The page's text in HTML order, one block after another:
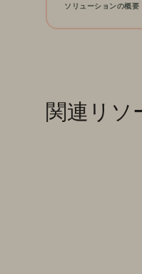
ソリューションの概要
関連リソ